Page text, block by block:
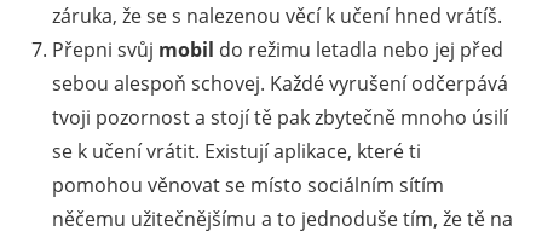
záruka, že se s nalezenou věcí k učení hned vrátíš.
Přepni svůj mobil do režimu letadla nebo jej před
sebou alespoň schovej. Každé vyrušení odčerpává
tvoji pozornost a stojí tě pak zbytečně mnoho úsilí
se k učení vrátit. Existují aplikace, které ti
pomohou věnovat se místo sociálním sítím
něčemu užitečnějšímu a to jednoduše tím, že tě na